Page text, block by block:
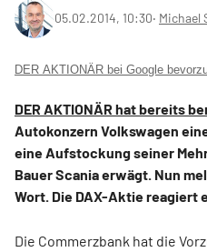
05.02.2014, 10:30‧ Michael
DER AKTIONÄR bei Google
DER AKTIONÄR hat bereits
Autokonzern Volkswagen
eine Aufstockung seiner
Bauer Scania erwägt. Nun
Wort. Die DAX-Aktie reagiert
Die Commerzbank hat die